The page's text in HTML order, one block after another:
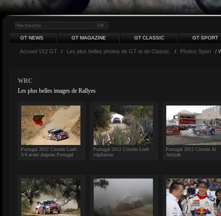
GT NEWS GT MAGAZINE GT CLASSIC GT SPORT
Accueil V12 GT / Les plus belles photos de GT et de Classic. / Photos Sport /
WRC
Les plus belles images de Rallyes
Portugal 2012 Citroën Loeb
3/4 avant drapeau Portugal
Portugal 2012 Citroën Loeb
végétation
Portugal 2012 Citroën Al
Attiyah